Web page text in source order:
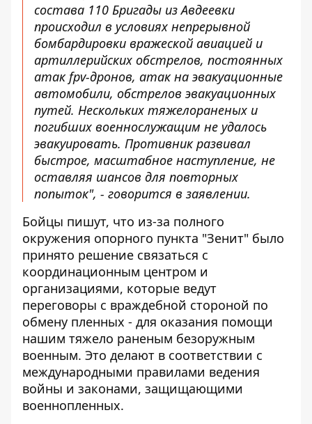
состава 110 Бригады из Авдеевки
происходил в условиях непрерывной
бомбардировки вражеской авиацией и
артиллерийских обстрелов, постоянных
атак fpv-дронов, атак на эвакуационные
автомобили, обстрелов эвакуационных
путей. Нескольких тяжелораненых и
погибших военнослужащим не удалось
эвакуировать. Противник развивал
быстрое, масштабное наступление, не
оставляя шансов для повторных
попыток", - говорится в заявлении.
Бойцы пишут, что из-за полного
окружения опорного пункта "Зенит" было
принято решение связаться с
координационным центром и
организациями, которые ведут
переговоры с враждебной стороной по
обмену пленных - для оказания помощи
нашим тяжело раненым безоружным
военным. Это делают в соответствии с
международными правилами ведения
войны и законами, защищающими
военнопленных.